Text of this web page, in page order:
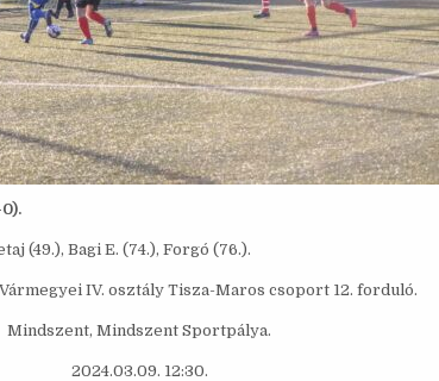
(49.), Bagi E. (74.), Forgó (76.).
IV. osztály Tisza-Maros csoport 12. forduló.
Mindszent, Mindszent Sportpálya.
2024.03.09. 12:30.